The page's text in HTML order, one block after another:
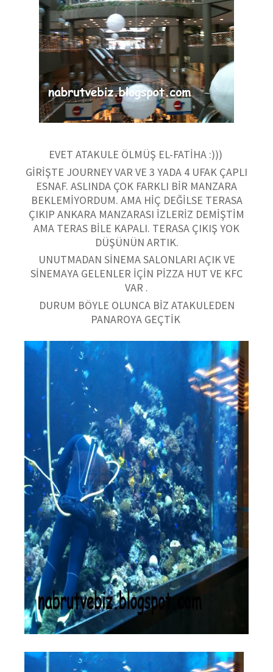
EVET ATAKULE ÖLMÜŞ EL-FATİHA :)))
GİRİŞTE JOURNEY VAR VE 3 YADA 4 UFAK ÇAPLI
ESNAF. ASLINDA ÇOK FARKLI BİR MANZARA
BEKLEMİYORDUM. AMA HİÇ DEĞİLSE TERASA
ÇIKIP ANKARA MANZARASI İZLERİZ DEMİŞTİM
AMA TERAS BİLE KAPALI. TERASA ÇIKIŞ YOK
DÜŞÜNÜN ARTIK.
UNUTMADAN SİNEMA SALONLARI AÇIK VE
SİNEMAYA GELENLER İÇİN PİZZA HUT VE KFC
VAR .
DURUM BÖYLE OLUNCA BİZ ATAKULEDEN
PANAROYA GEÇTİK